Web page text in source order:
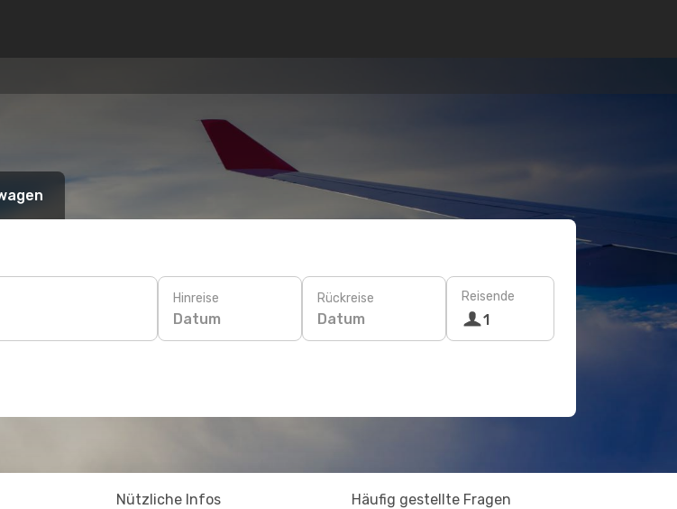
Hinreise
Datum
Rückreise
Datum
Reisende
1
Nützliche Infos Häufig gestellte Fragen